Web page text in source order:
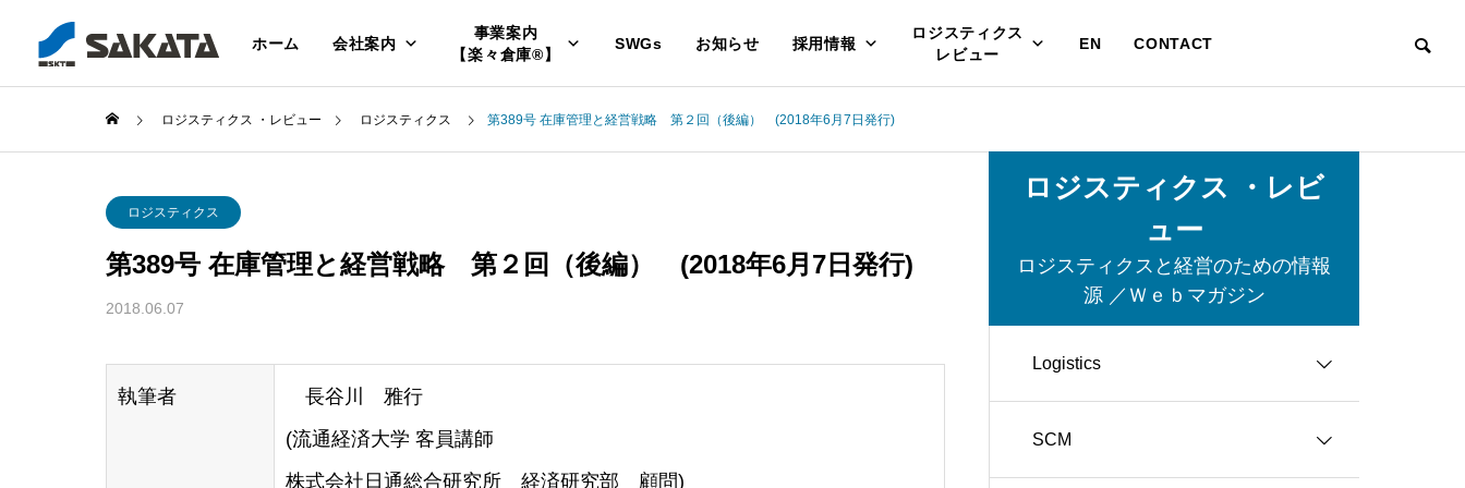
ホーム 会社案内
事業案内
【楽々倉庫®】
SWGs お知らせ 採用情報
ロジスティクス
レビュー
EN CONTACT
ロジスティクス ・レビュー ロジスティクス 第389号 在庫管理と経営戦略 第２回（後編） (2018年6月7日発行)
ロジスティクス
第389号 在庫管理と経営戦略 第２回（後編） (2018年6月7日発行)
2018.06.07
執筆者
長谷川 雅行
(流通経済大学 客員講師
株式会社日通総合研究所 経済研究部 顧問)
ロジスティクス ・レビ
ュー
ロジスティクスと経営のための情報
源 ／Ｗｅｂマガジン
Logistics
グリーン・ロジスティクス
SCM